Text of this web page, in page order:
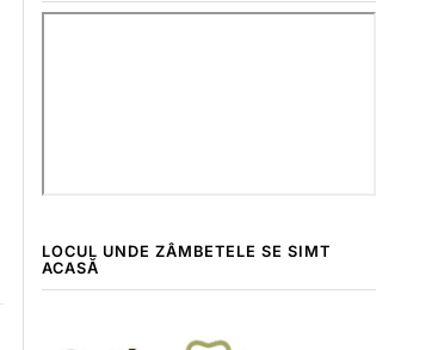
LOCUL UNDE ZÂMBETELE SE SIMT
ACASĂ